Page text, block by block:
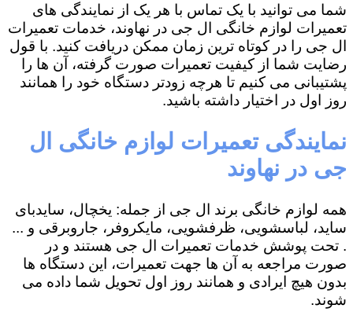
شما می توانید با یک تماس با هر یک از نمایندگی های
تعمیرات لوازم خانگی ال جی در نهاوند، خدمات تعمیرات
ال جی را در کوتاه ترین زمان ممکن دریافت کنید. با قول
رضایت شما از کیفیت تعمیرات صورت گرفته، آن ها را
پشتیبانی می کنیم تا هرچه زودتر دستگاه خود را همانند
روز اول در اختیار داشته باشید.
نمایندگی تعمیرات لوازم خانگی ال
جی در نهاوند
همه لوازم خانگی برند ال جی از جمله: یخچال، سایدبای
ساید، لباسشویی، ظرفشویی، مایکروفر، جاروبرقی و ...
. تحت پوشش خدمات تعمیرات ال جی هستند و در
صورت مراجعه به آن ها جهت تعمیرات، این دستگاه ها
بدون هیچ ایرادی و همانند روز اول تحویل شما داده می
شوند.